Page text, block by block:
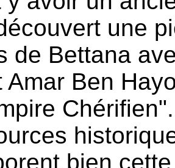
une
de Bettana
Amar Ben
Chérifien".
bien